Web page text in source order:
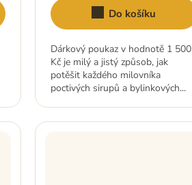
Do košíku
Dárkový poukaz v hodnotě 1 500
Kč je milý a jistý způsob, jak
potěšit každého milovníka
poctivých sirupů a bylinkových...